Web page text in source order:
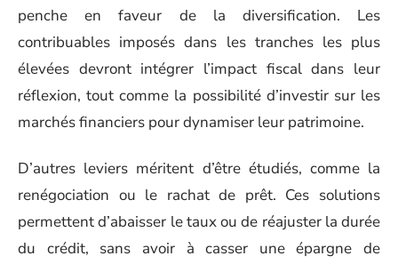
penche en faveur de la diversification. Les
contribuables imposés dans les tranches les plus
élevées devront intégrer l’impact fiscal dans leur
réflexion, tout comme la possibilité d’investir sur les
marchés financiers pour dynamiser leur patrimoine.
D’autres leviers méritent d’être étudiés, comme la
renégociation ou le rachat de prêt. Ces solutions
permettent d’abaisser le taux ou de réajuster la durée
du crédit, sans avoir à casser une épargne de